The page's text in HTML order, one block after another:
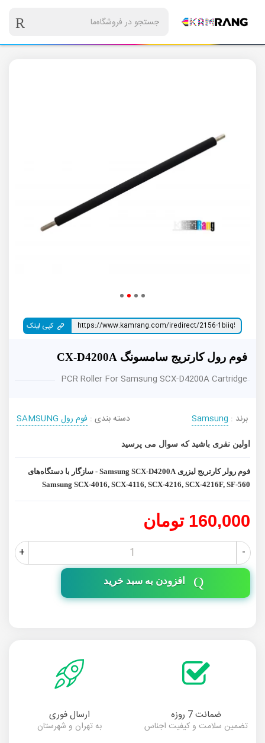
کپی لینک
فوم رول کارتریج سامسونگ CX-D4200A
PCR Roller For Samsung SCX-D4200A Cartridge
برند : Samsung دسته بندی : فوم رول SAMSUNG
اولین نفری باشید که سوال می پرسید
فوم رولر کارتریج لیزری Samsung SCX-D4200A - سازگار با دستگاه‌های
Samsung SCX-4016, SCX-4116, SCX-4216, SCX-4216F, SF-560
160,000 تومان
-
+
افزودن به سبد خرید
ضمانت 7 روزه
تضمین سلامت و کیفیت اجناس
ارسال فوری
به تهران و شهرستان